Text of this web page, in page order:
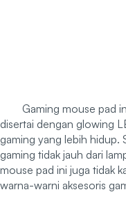
Gaming mouse pad
disertai dengan glowing
gaming yang lebih hidup.
gaming tidak jauh dari
mouse pad ini juga tidak
warna-warni aksesoris